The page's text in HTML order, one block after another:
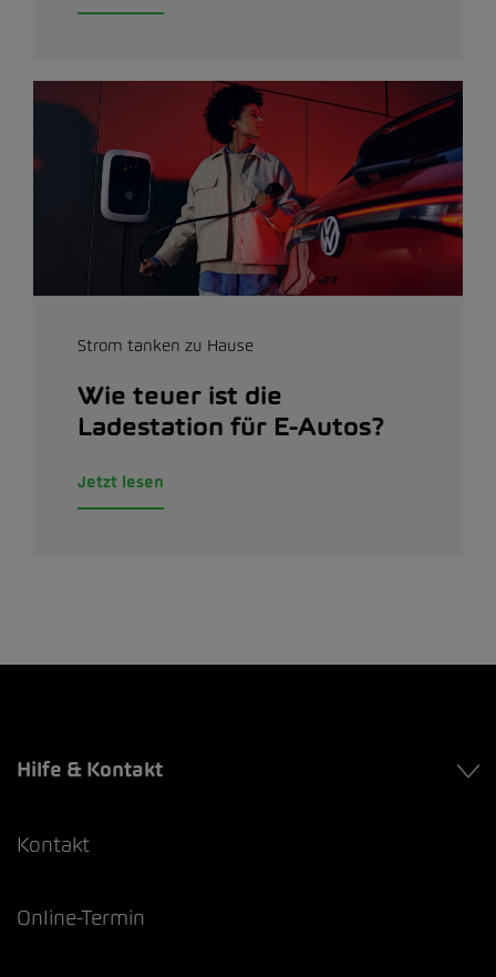
Strom tanken zu Hause
Wie teuer ist die
Ladestation für E-Autos?
Jetzt lesen
Hilfe & Kontakt
Kontakt
Online-Termin